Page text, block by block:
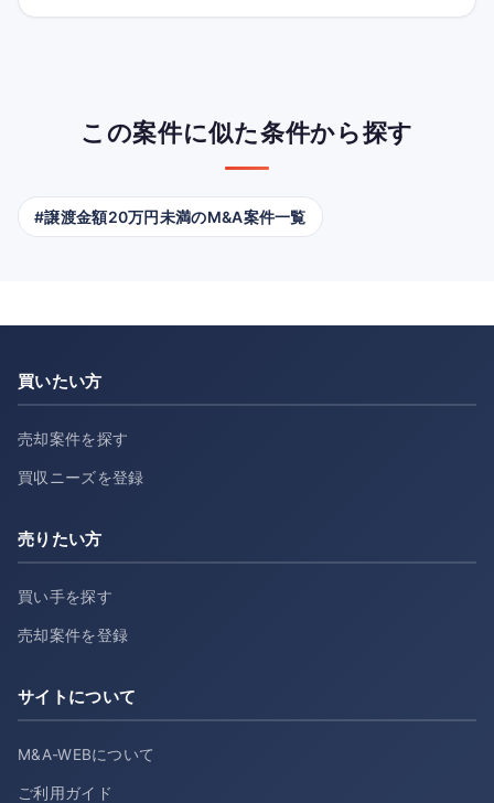
この案件に似た条件から探す
#譲渡金額20万円未満のM&A案件一覧
買いたい方
売却案件を探す
買収ニーズを登録
売りたい方
買い手を探す
売却案件を登録
サイトについて
M&A-WEBについて
ご利用ガイド